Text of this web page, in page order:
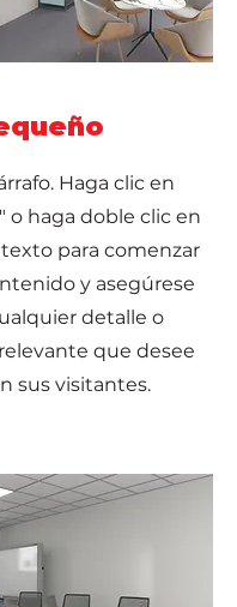
Haga clic en
o haga doble clic en
para comenzar
y asegúrese
detalle o
que desee
sus visitantes.